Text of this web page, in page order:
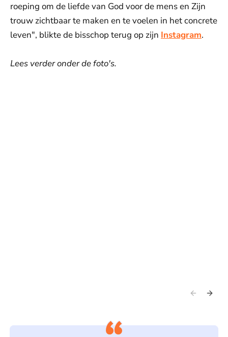
roeping om de liefde van God voor de mens en Zijn
trouw zichtbaar te maken en te voelen in het concrete
leven", blikte de bisschop terug op zijn Instagram.
Lees verder onder de foto's.